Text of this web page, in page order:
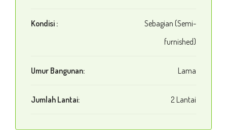
Kondisi :
Sebagian (Semi-
furnished)
Umur Bangunan: Lama
Jumlah Lantai: 2 Lantai